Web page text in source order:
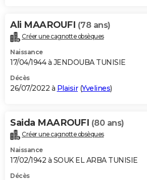
Ali MAAROUFI (78 ans)
Créer une cagnotte obsèques
Naissance
17/04/1944 à JENDOUBA TUNISIE
Décès
26/07/2022 à Plaisir(Yvelines)
Saida MAAROUFI (80 ans)
Créer une cagnotte obsèques
Naissance
17/02/1942 à SOUK EL ARBA TUNISIE
Décès